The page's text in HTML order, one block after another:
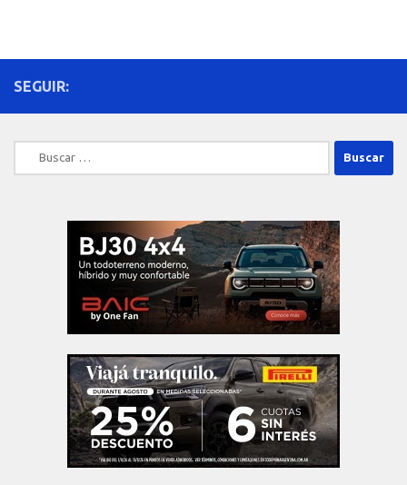
SEGUIR:
Buscar: